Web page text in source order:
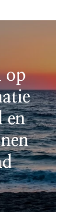
op
en